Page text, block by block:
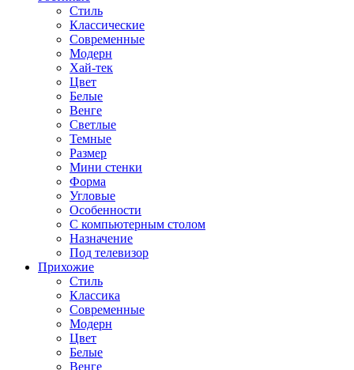
Стиль
Классические
Современные
Модерн
Хай-тек
Цвет
Белые
Венге
Светлые
Темные
Размер
Мини стенки
Форма
Угловые
Особенности
С компьютерным столом
Назначение
Под телевизор
Прихожие
Стиль
Классика
Современные
Модерн
Цвет
Белые
Венге